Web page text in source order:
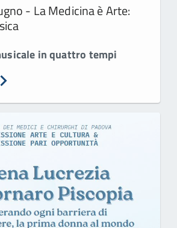
- La Medicina è Arte:
in quattro tempi